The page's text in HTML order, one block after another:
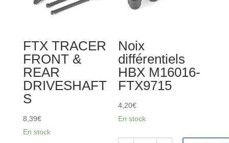
FTX TRACER
FRONT &
REAR
DRIVESHAFT
S
8,39€
En stock
Noix
différentiels
HBX M16016-
FTX9715
4,20€
En stock